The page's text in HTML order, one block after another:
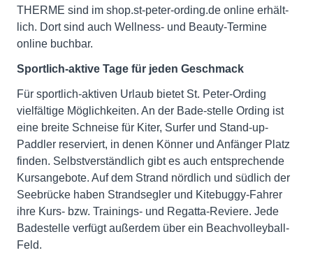
THERME sind im shop.st-peter-ording.de online erhält-
lich. Dort sind auch Wellness- und Beauty-Termine
online buchbar.
Sportlich-aktive Tage für jeden Geschmack
Für sportlich-aktiven Urlaub bietet St. Peter-Ording
vielfältige Möglichkeiten. An der Bade-stelle Ording ist
eine breite Schneise für Kiter, Surfer und Stand-up-
Paddler reserviert, in denen Könner und Anfänger Platz
finden. Selbstverständlich gibt es auch entsprechende
Kursangebote. Auf dem Strand nördlich und südlich der
Seebrücke haben Strandsegler und Kitebuggy-Fahrer
ihre Kurs- bzw. Trainings- und Regatta-Reviere. Jede
Badestelle verfügt außerdem über ein Beachvolleyball-
Feld.